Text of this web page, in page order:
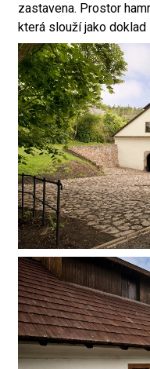
zastavena. Prostor
která slouží jako